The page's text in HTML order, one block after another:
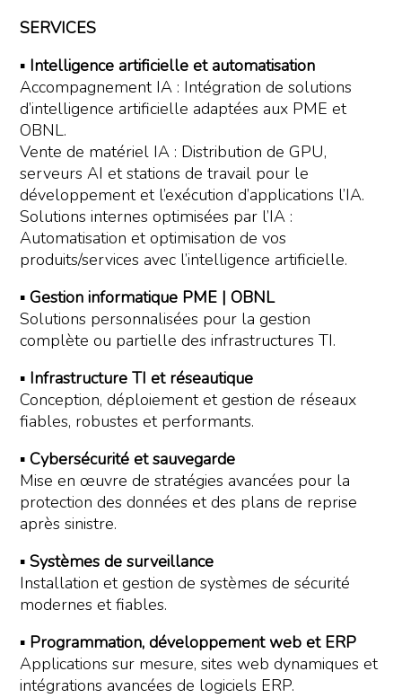
SERVICES
▪ Intelligence artificielle et automatisation
Accompagnement IA : Intégration de solutions
d’intelligence artificielle adaptées aux PME et
OBNL.
Vente de matériel IA : Distribution de GPU,
serveurs AI et stations de travail pour le
développement et l’exécution d’applications l’IA.
Solutions internes optimisées par l’IA :
Automatisation et optimisation de vos
produits/services avec l’intelligence artificielle.
▪Gestion informatique PME | OBNL
Solutions personnalisées pour la gestion
complète ou partielle des infrastructures TI.
▪ Infrastructure TI et réseautique
Conception, déploiement et gestion de réseaux
fiables, robustes et performants.
▪Cybersécurité et sauvegarde
Mise en œuvre de stratégies avancées pour la
protection des données et des plans de reprise
après sinistre.
▪Systèmes de surveillance
Installation et gestion de systèmes de sécurité
modernes et fiables.
▪ Programmation, développement web et ERP
Applications sur mesure, sites web dynamiques et
intégrations avancées de logiciels ERP.